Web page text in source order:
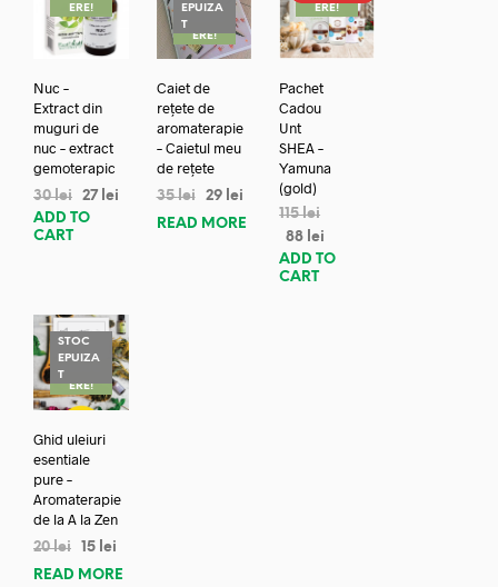
ERE!
Nuc –
Extract din
muguri de
nuc – extract
gemoterapic
30lei 27 lei
ADD TO
CART
EPUIZA
TREDUC
ERE!
Caiet de
rețete de
aromaterapie
– Caietul meu
de rețete
35lei 29 lei
READ MORE
ERE!
Pachet
Cadou
Unt
SHEA –
Yamuna
(gold)
115lei
88 lei
ADD TO
CART
STOC
EPUIZA
TREDUC
ERE!
Ghid uleiuri
esentiale
pure –
Aromaterapie
de la A la Zen
20lei 15 lei
READ MORE